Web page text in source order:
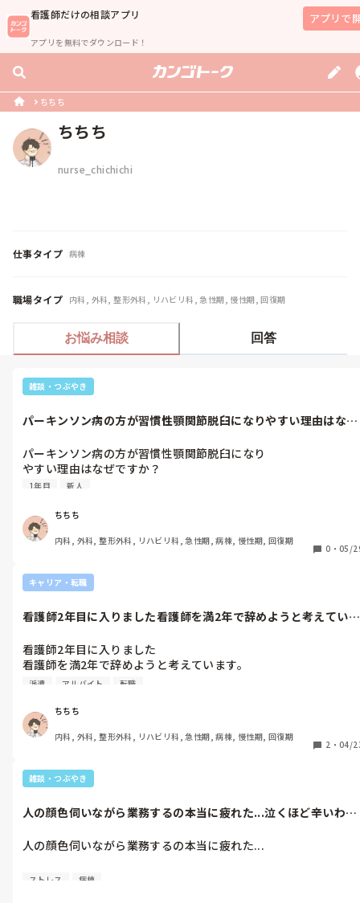
看護師だけの相談アプリ
アプリを無料でダウンロード！
アプリで
ちちち
ちちち
nurse_chichichi
仕事タイプ 病棟
職場タイプ 内科, 外科, 整形外科, リハビリ科, 急性期, 慢性期, 回復期
お悩み相談 回答
雑談・つぶやき
パーキンソン病の方が習慣性顎関節脱臼になりやすい理由はなぜ
パーキンソン病の方が習慣性顎関節脱臼になり
やすい理由はなぜですか？
調べてもよくわからなかったのでわかる方教えてください🙇‍♀️
1年目 新人
ちちち
内科, 外科, 整形外科, リハビリ科, 急性期, 病棟, 慢性期, 回復期
0 ・ 05/
キャリア・転職
看護師2年目に入りました看護師を満2年で辞めようと考えていま
看護師2年目に入りました
看護師を満2年で辞めようと考えています。
その後は派遣やアルバイトで食いつないでいこうと思っているの
病棟経験3年以上が必須の求人が多いように感じていて、3年目も
続けたほうがいいのかな...なんて考えてしまいます。
ですが自分自身病棟にすごく合っていない気がするし、正直看護
師同士の付き合いに疲れました...アルバイトならそういうことも
きればいいと思ってるぐらいです。
点滴採血、膀胱留置カテーテル、吸引、その他一通りの清潔ケア
派遣 アルバイト 転職
ちちち
内科, 外科, 整形外科, リハビリ科, 急性期, 病棟, 慢性期, 回復期
2 ・ 04/
雑談・つぶやき
人の顔色伺いながら業務するの本当に疲れた...泣くほど辛いわけ
人の顔色伺いながら業務するの本当に疲れた...
泣くほど辛いわけじゃないから良いんだけどね、明らかに私に対
ストレス 病棟